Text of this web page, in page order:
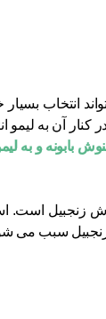
انتخاب
آن به لیمو
بابونه و به
است.
سبب می